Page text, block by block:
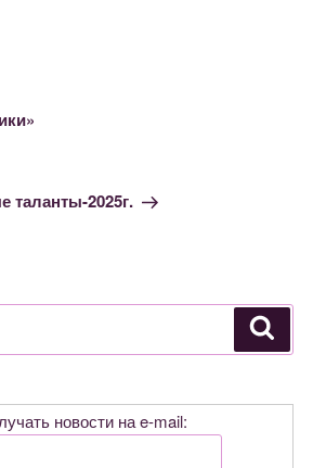
таланты-2025г.
новости на e-mail: